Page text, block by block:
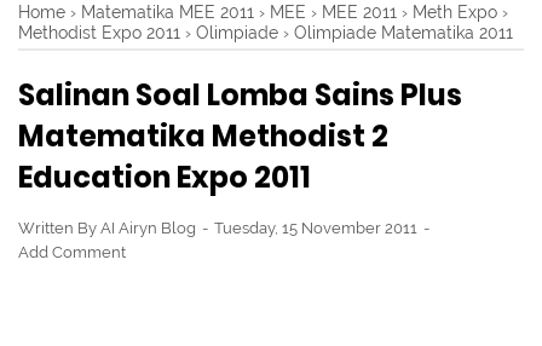
Home › Matematika MEE 2011 › MEE › MEE 2011 › Meth Expo ›
Methodist Expo 2011 › Olimpiade › Olimpiade Matematika 2011
Salinan Soal Lomba Sains Plus
Matematika Methodist 2
Education Expo 2011
Written By AI Airyn Blog
Tuesday, 15 November 2011
Add Comment